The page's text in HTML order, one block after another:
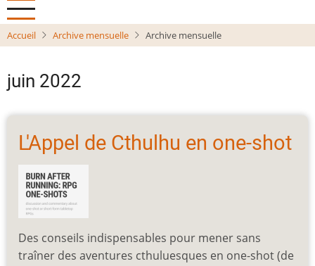
Accueil Archive mensuelle Archive mensuelle
juin 2022
L'Appel de Cthulhu en one-shot
Des conseils indispensables pour mener sans
traîner des aventures cthuluesques en one-shot (de